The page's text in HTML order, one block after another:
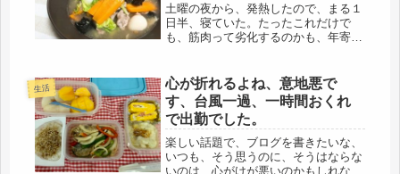
土曜の夜から、発熱したので、まる１
日半、寝ていた。たったこれだけで
も、筋肉って劣化するのかも、年寄り
仕事だ。そろそろ動かなきゃね。予行
演習、開始ーとするか。それで、気に
なっ...
生活
心が折れるよね、意地悪で
す、台風一過、一時間おくれ
で出勤でした。
楽しい話題で、ブログを書きたいな、
いつも、そう思うのに、そうはならな
いのは、心がけが悪いのかもしれな